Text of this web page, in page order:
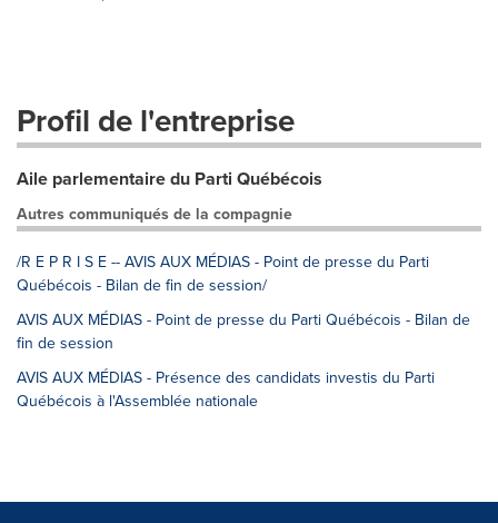
Profil de l'entreprise
Aile parlementaire du Parti Québécois
Autres communiqués de la compagnie
/R E P R I S E -- AVIS AUX MÉDIAS - Point de presse du Parti
Québécois - Bilan de fin de session/
AVIS AUX MÉDIAS - Point de presse du Parti Québécois - Bilan de
fin de session
AVIS AUX MÉDIAS - Présence des candidats investis du Parti
Québécois à l'Assemblée nationale